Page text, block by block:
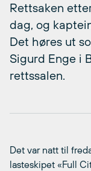
Rettsaken
dag, og
Det høres ut
Sigurd Enge i
rettssalen.
Det var natt til
lasteskipet «Full